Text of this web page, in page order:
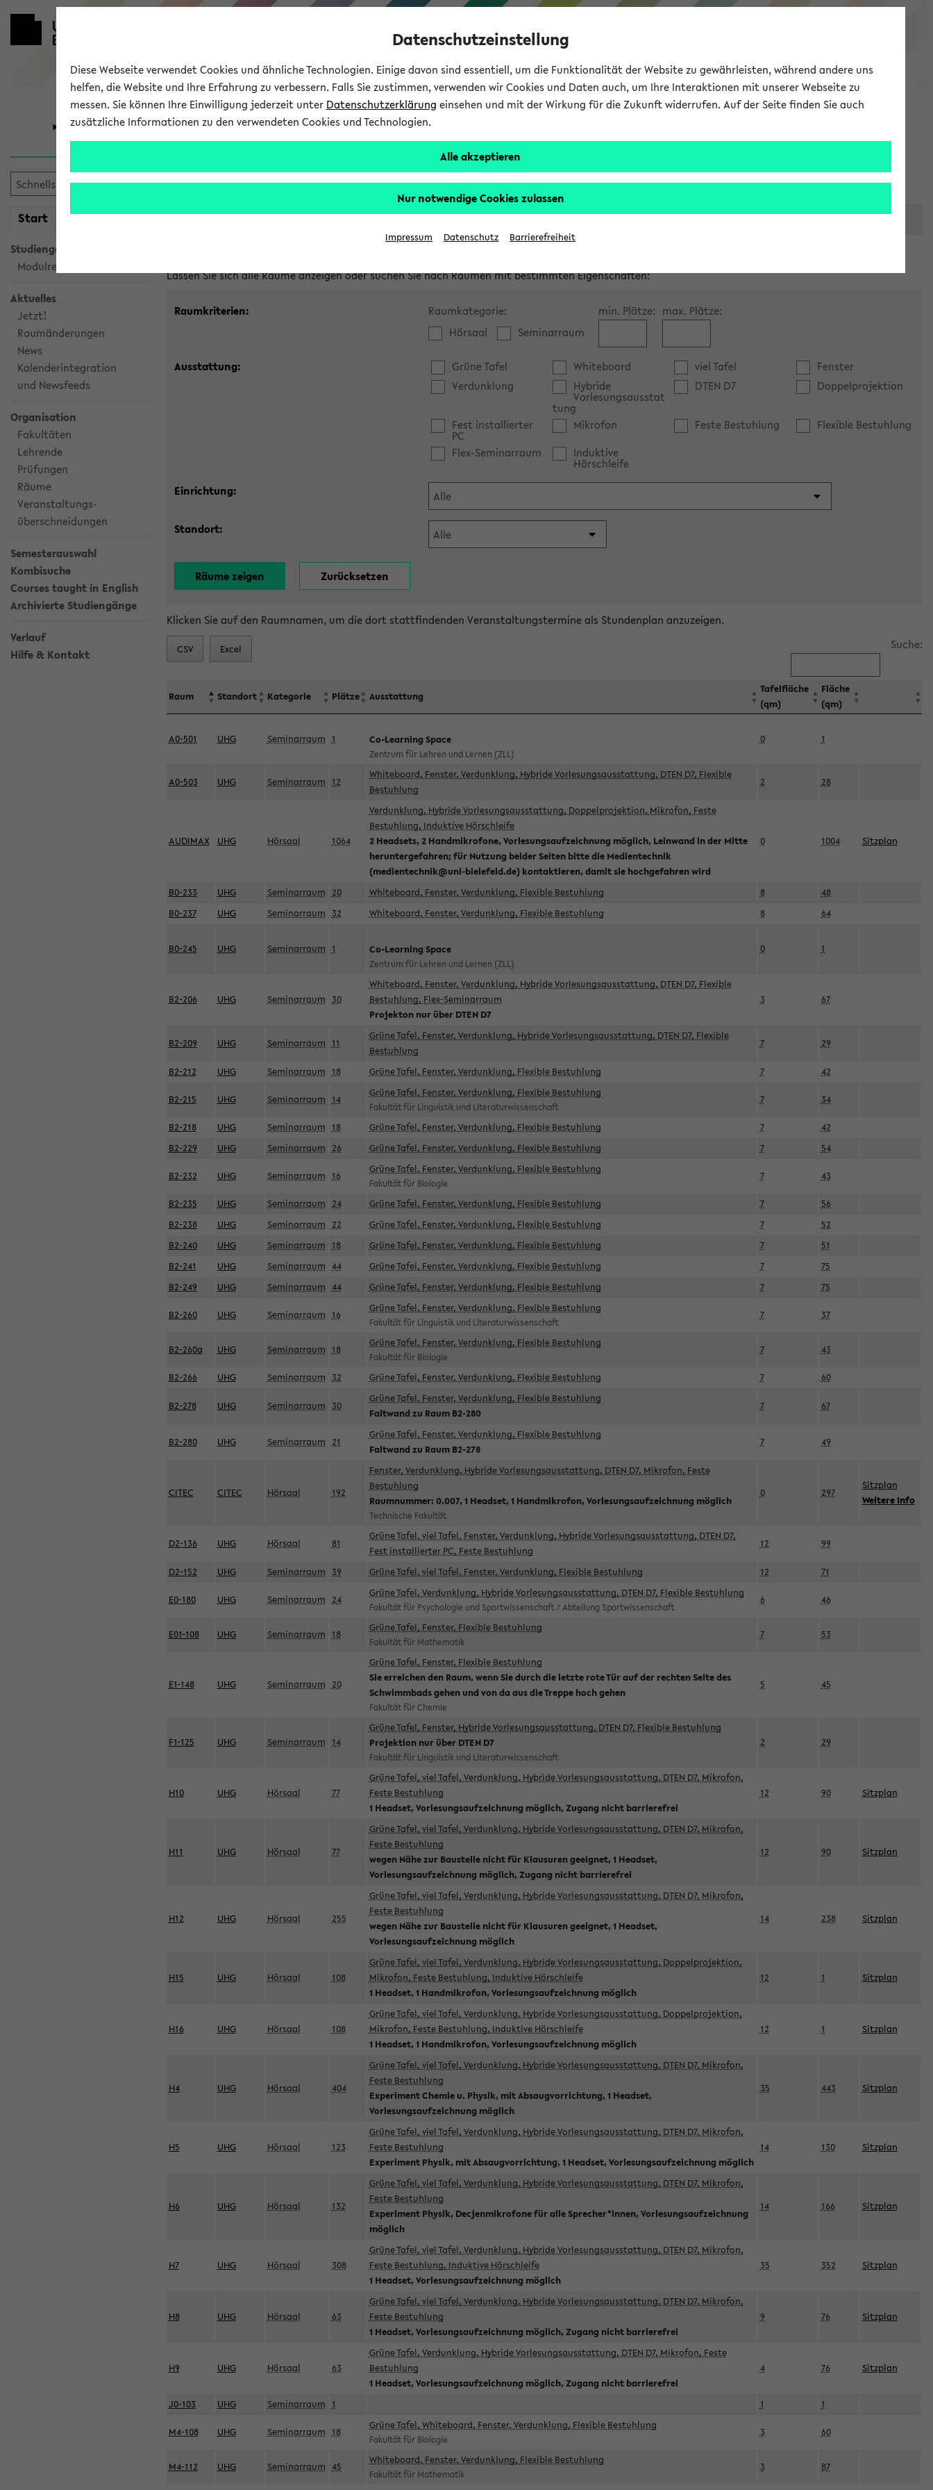
eKVV
Universität Forschung Studium
Start meineKVV
Studiengangsauswahl
Modulrecherche
Aktuelles
Jetzt!
Raumänderungen
News
Kalenderintegration
und Newsfeeds
Organisation
Fakultäten
Lehrende
Prüfungen
Räume
Veranstaltungs-
überschneidungen
Semesterauswahl
Kombisuche
Courses taught in English
Archivierte Studiengänge
Verlauf
Hilfe & Kontakt
Im eKVV verwaltete Räume
Lassen Sie sich alle Räume anzeigen oder suchen Sie nach Räumen mit bestimmten Eigenschaften:
Raumkriterien:
Raumkategorie:
Hörsaal
Seminarraum
min. Plätze: max. Plätze:
Ausstattung: Grüne Tafel Whiteboard viel Tafel
Fenster
Verdunklung
Hybride
Vorlesungsausstat
tung
DTEN D7 Doppelprojektion
Fest installierter
PC
Mikrofon Feste Bestuhlung
Flexible Bestuhlung
Flex-Seminarraum
Induktive
Hörschleife
Einrichtung:
Standort:
Klicken Sie auf den Raumnamen, um die dort stattfindenden Veranstaltungstermine als Stundenplan anzuzeigen.
CSV Excel Suche:
Raum Standort Kategorie Plätze Ausstattung
Tafelfläche
(qm)
Fläche
(qm)
A0-501 UHG Seminarraum 1 Co-Learning Space
Zentrum für Lehren und Lernen (ZLL)
0 1
A0-503 UHG Seminarraum 12
Whiteboard, Fenster, Verdunklung, Hybride Vorlesungsausstattung, DTEN D7, Flexible
Bestuhlung
2 28
AUDIMAX UHG Hörsaal 1064
Verdunklung, Hybride Vorlesungsausstattung, Doppelprojektion, Mikrofon, Feste
Bestuhlung, Induktive Hörschleife
2 Headsets, 2 Handmikrofone, Vorlesungsaufzeichnung möglich, Leinwand in der Mitte
heruntergefahren; für Nutzung beider Seiten bitte die Medientechnik
(medientechnik@uni-bielefeld.de) kontaktieren, damit sie hochgefahren wird
0 1004 Sitzplan
B0-233 UHG Seminarraum 20 Whiteboard, Fenster, Verdunklung, Flexible Bestuhlung 8
48
B0-237
UHG Seminarraum 32 Whiteboard, Fenster, Verdunklung, Flexible Bestuhlung 8 64
B0-245 UHG Seminarraum 1 Co-Learning Space
Zentrum für Lehren und Lernen (ZLL)
0 1
B2-206 UHG Seminarraum 30
Whiteboard, Fenster, Verdunklung, Hybride Vorlesungsausstattung, DTEN D7, Flexible
Bestuhlung, Flex-Seminarraum
Projekton nur über DTEN D7
3 67
B2-209 UHG Seminarraum 11
Grüne Tafel, Fenster, Verdunklung, Hybride Vorlesungsausstattung, DTEN D7, Flexible
Bestuhlung
7 29
B2-212 UHG Seminarraum 18 Grüne Tafel, Fenster, Verdunklung, Flexible Bestuhlung 7 42
B2-215 UHG Seminarraum 14
Grüne Tafel, Fenster, Verdunklung, Flexible Bestuhlung
Fakultät für Linguistik und Literaturwissenschaft
7 34
B2-218 UHG Seminarraum 18 Grüne Tafel, Fenster, Verdunklung, Flexible Bestuhlung 7
42
B2-229
UHG Seminarraum 26 Grüne Tafel, Fenster, Verdunklung, Flexible Bestuhlung 7 54
B2-232 UHG Seminarraum 16
Grüne Tafel, Fenster, Verdunklung, Flexible Bestuhlung
Fakultät für Biologie
7 43
B2-235 UHG Seminarraum 24 Grüne Tafel, Fenster, Verdunklung, Flexible Bestuhlung 7
56
B2-238
UHG Seminarraum 22 Grüne Tafel, Fenster, Verdunklung, Flexible Bestuhlung 7
52
B2-240
UHG Seminarraum 18 Grüne Tafel, Fenster, Verdunklung, Flexible Bestuhlung 7
51
B2-241
UHG Seminarraum 44 Grüne Tafel, Fenster, Verdunklung, Flexible Bestuhlung 7
75
B2-249
UHG Seminarraum 44 Grüne Tafel, Fenster, Verdunklung, Flexible Bestuhlung 7 75
B2-260 UHG Seminarraum 16
Grüne Tafel, Fenster, Verdunklung, Flexible Bestuhlung
Fakultät für Linguistik und Literaturwissenschaft
7 37
B2-260a UHG Seminarraum 18
Grüne Tafel, Fenster, Verdunklung, Flexible Bestuhlung
Fakultät für Biologie
7 43
B2-266 UHG Seminarraum 32 Grüne Tafel, Fenster, Verdunklung, Flexible Bestuhlung 7 60
B2-278 UHG Seminarraum 30
Grüne Tafel, Fenster, Verdunklung, Flexible Bestuhlung
Faltwand zu Raum B2-280
7 67
B2-280 UHG Seminarraum 21
Grüne Tafel, Fenster, Verdunklung, Flexible Bestuhlung
Faltwand zu Raum B2-278
7 49
CITEC CITEC Hörsaal 192
Fenster, Verdunklung, Hybride Vorlesungsausstattung, DTEN D7, Mikrofon, Feste
Bestuhlung
Raumnummer: 0.007, 1 Headset, 1 Handmikrofon, Vorlesungsaufzeichnung möglich
Technische Fakultät
0 297
Sitzplan
Weitere Info
D2-136 UHG Hörsaal 81
Grüne Tafel, viel Tafel, Fenster, Verdunklung, Hybride Vorlesungsausstattung, DTEN D7,
Fest installierter PC, Feste Bestuhlung
12 99
D2-152 UHG Seminarraum 39 Grüne Tafel, viel Tafel, Fenster, Verdunklung, Flexible Bestuhlung 12 71
E0-180 UHG Seminarraum 24
Grüne Tafel, Verdunklung, Hybride Vorlesungsausstattung, DTEN D7, Flexible Bestuhlung
Fakultät für Psychologie und Sportwissenschaft / Abteilung Sportwissenschaft
6 46
E01-108 UHG Seminarraum 18
Grüne Tafel, Fenster, Flexible Bestuhlung
Fakultät für Mathematik
7 53
E1-148 UHG Seminarraum 20
Grüne Tafel, Fenster, Flexible Bestuhlung
Sie erreichen den Raum, wenn Sie durch die letzte rote Tür auf der rechten Seite des
Schwimmbads gehen und von da aus die Treppe hoch gehen
Fakultät für Chemie
5 45
F1-125 UHG Seminarraum 14
Grüne Tafel, Fenster, Hybride Vorlesungsausstattung, DTEN D7, Flexible Bestuhlung
Projektion nur über DTEN D7
Fakultät für Linguistik und Literaturwissenschaft
2 29
H10 UHG Hörsaal 77
Grüne Tafel, viel Tafel, Verdunklung, Hybride Vorlesungsausstattung, DTEN D7, Mikrofon,
Feste Bestuhlung
1 Headset, Vorlesungsaufzeichnung möglich, Zugang nicht barrierefrei
12 90 Sitzplan
H11 UHG Hörsaal 77
Grüne Tafel, viel Tafel, Verdunklung, Hybride Vorlesungsausstattung, DTEN D7, Mikrofon,
Feste Bestuhlung
wegen Nähe zur Baustelle nicht für Klausuren geeignet, 1 Headset,
Vorlesungsaufzeichnung möglich, Zugang nicht barrierefrei
12 90 Sitzplan
H12 UHG Hörsaal 255
Grüne Tafel, viel Tafel, Verdunklung, Hybride Vorlesungsausstattung, DTEN D7, Mikrofon,
Feste Bestuhlung
wegen Nähe zur Baustelle nicht für Klausuren geeignet, 1 Headset,
Vorlesungsaufzeichnung möglich
14 238 Sitzplan
H15 UHG Hörsaal 108
Grüne Tafel, viel Tafel, Verdunklung, Hybride Vorlesungsausstattung, Doppelprojektion,
Mikrofon, Feste Bestuhlung, Induktive Hörschleife
1 Headset, 1 Handmikrofon, Vorlesungsaufzeichnung möglich
12 1 Sitzplan
H16 UHG Hörsaal 108
Grüne Tafel, viel Tafel, Verdunklung, Hybride Vorlesungsausstattung, Doppelprojektion,
Mikrofon, Feste Bestuhlung, Induktive Hörschleife
1 Headset, 1 Handmikrofon, Vorlesungsaufzeichnung möglich
12 1 Sitzplan
H4 UHG Hörsaal 404
Grüne Tafel, viel Tafel, Verdunklung, Hybride Vorlesungsausstattung, DTEN D7, Mikrofon,
Feste Bestuhlung
Experiment Chemie u. Physik, mit Absaugvorrichtung, 1 Headset,
Vorlesungsaufzeichnung möglich
35 443 Sitzplan
H5 UHG Hörsaal 123
Grüne Tafel, viel Tafel, Verdunklung, Hybride Vorlesungsausstattung, DTEN D7, Mikrofon,
Feste Bestuhlung
Experiment Physik, mit Absaugvorrichtung, 1 Headset, Vorlesungsaufzeichnung möglich
14 130 Sitzplan
H6 UHG Hörsaal 132
Grüne Tafel, viel Tafel, Verdunklung, Hybride Vorlesungsausstattung, DTEN D7, Mikrofon,
Feste Bestuhlung
Experiment Physik, Decjenmikrofone für alle Sprecher*innen, Vorlesungsaufzeichnung
möglich
14 166 Sitzplan
H7 UHG Hörsaal 308
Grüne Tafel, viel Tafel, Verdunklung, Hybride Vorlesungsausstattung, DTEN D7, Mikrofon,
Feste Bestuhlung, Induktive Hörschleife
1 Headset, Vorlesungsaufzeichnung möglich
35 352 Sitzplan
H8 UHG Hörsaal 63
Grüne Tafel, viel Tafel, Verdunklung, Hybride Vorlesungsausstattung, DTEN D7, Mikrofon,
Feste Bestuhlung
1 Headset, Vorlesungsaufzeichnung möglich, Zugang nicht barrierefrei
9 76 Sitzplan
H9 UHG Hörsaal 63
Grüne Tafel, Verdunklung, Hybride Vorlesungsausstattung, DTEN D7, Mikrofon, Feste
Bestuhlung
1 Headset, Vorlesungsaufzeichnung möglich, Zugang nicht barrierefrei
4 76 Sitzplan
J0-103 UHG Seminarraum 1 1 1
M4-108 UHG Seminarraum 18
Grüne Tafel, Whiteboard, Fenster, Verdunklung, Flexible Bestuhlung
Fakultät für Biologie
3 60
M4-112 UHG Seminarraum 45
Whiteboard, Fenster, Verdunklung, Flexible Bestuhlung
Fakultät für Mathematik
3 87
Datenschutzeinstellung
Diese Webseite verwendet Cookies und ähnliche Technologien. Einige davon sind essentiell, um die Funktionalität der Website zu gewährleisten, während andere uns
helfen, die Website und Ihre Erfahrung zu verbessern. Falls Sie zustimmen, verwenden wir Cookies und Daten auch, um Ihre Interaktionen mit unserer Webseite zu
messen. Sie können Ihre Einwilligung jederzeit unter Datenschutzerklärung einsehen und mit der Wirkung für die Zukunft widerrufen. Auf der Seite finden Sie auch
zusätzliche Informationen zu den verwendeten Cookies und Technologien.
Alle akzeptieren
Nur notwendige Cookies zulassen
Impressum Datenschutz Barrierefreiheit